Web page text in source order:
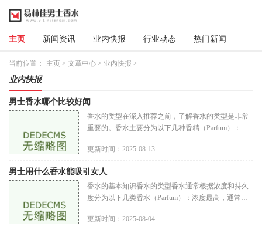
主页 新闻资讯 业内快报 行业动态 热门新闻
当前位置： 主页 > 文章中心 > 业内快报 >
业内快报
男士香水哪个比较好闻
香水的类型在深入推荐之前，了解香水的类型是非常
重要的。香水主要分为以下几种香精（Parfum）：香
持久度极佳，适合特别的场合。
更新时间：2025-08-13
男士用什么香水能吸引女人
香水的基本知识香水的类型香水通常根据浓度和持久
度分为以下几类香水（Parfum）：浓度最高，通常在
水（Eau de Parfum，EDP）：浓度在15
更新时间：2025-08-04